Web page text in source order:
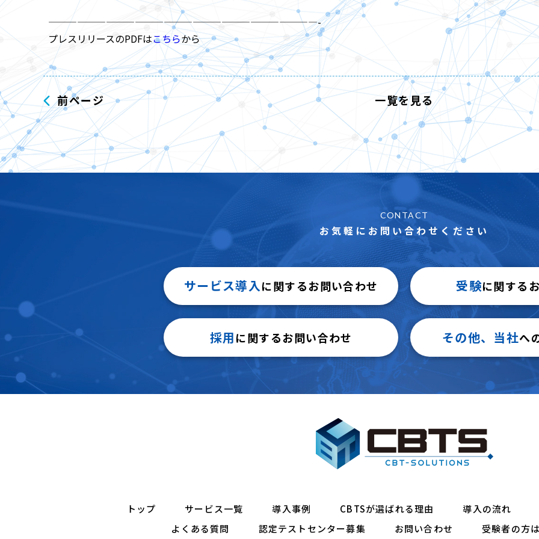
————————————————————————————-
プレスリリースのPDFはこちらから
前ページ 一覧を見る
CONTACT
お気軽にお問い合わせください
サービス導入に関するお問い合わせ 受験に関する
採用に関するお問い合わせ その他、当社へ
トップ サービス一覧 導入事例 CBTSが選ばれる理由
導入の流れ
よくある質問
認定テストセンター募集 お問い合わせ 受験者の方